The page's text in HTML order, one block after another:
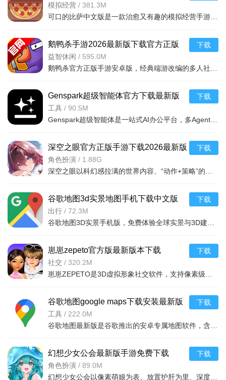
v5.48.1官方版
模拟经营 / 381.3M
鹅鸭杀手游2026最新版下载官方正版
v1.1.3中文版
益智休闲 / 595.0M
下载
Genspark超级智能体官方下载最新版
v2.8.1安卓版
工具 / 90.5M
下载
深空之眼官方正版手游下载2026最新版
v0.305.2安卓版
角色扮演 / 1.88G
下载
谷歌地图3d实景地图手机下载中文版
v26.13.06最新安卓官方版
出行 / 72.3M
下载
崽崽zepeto官方版最新版本下载
v4.19.210官方版
社交 / 320.2M
下载
谷歌地图google maps下载安装最新版
v26.13.06最新版
工具 / 222.0M
下载
幻想少女公会最新版手游免费下载
v1.0.0安卓版
角色扮演 / 89.0M
下载